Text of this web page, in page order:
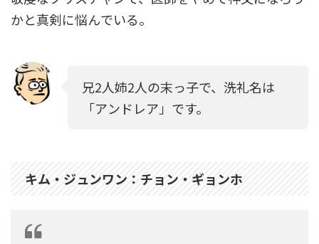
かと真剣に悩んでいる。
兄2人姉2人の末っ子で、洗礼名は
「アンドレア」です。
キム・ジュンワン：チョン・ギョンホ